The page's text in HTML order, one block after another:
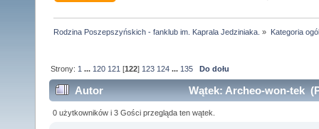
Rodzina Poszepszyńskich - fanklub im. Kaprala Jedziniaka. » Kategoria
Strony: 1 ... 120 121 [122] 123 124 ... 135 Do dołu
Autor Wątek: Archeo-won-tek
0 użytkowników i 3 Gości przegląda ten wątek.